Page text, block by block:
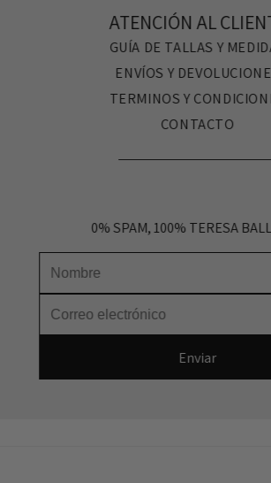
ATENCIÓN AL
GUÍA DE TALLAS Y
ENVÍOS Y
TERMINOS Y
CONTACTO
0% SPAM, 100% TERESA
Nombre
Correo electrónico